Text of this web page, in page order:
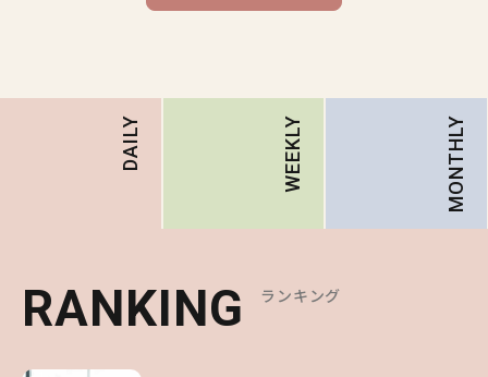
DAILY WEEKLY MONTHLY
RANKING ランキング
RANKING ランキング
RANKING ランキング